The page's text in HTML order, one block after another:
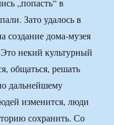
„попасть“ в
Зато удалось в
создание дома-музея
некий культурный
общаться, решать
дальнейшему
изменится, люди
сохранить. Со